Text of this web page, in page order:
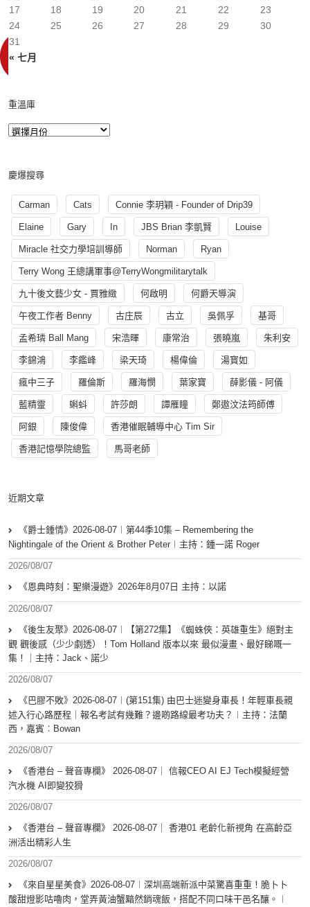
« 七月
17
18 19 20 21 22
23
24
25 26 27 28 29
30
31
重溫庫
慶爆搜尋
Carman Cats Connie 李玥穎 - Founder of Drip39
Elaine Gary In JBS Brian 李凱賢 Louise
Miracle 社交力學培訓導師 Norman Ryan
Terry Wong 王總講軍事@TerryWongmilitarytalk
九十後文藝少女 - 賈雅緻 何啟明 何爵天導演
午夜工作者 Benny 古庄辰 古立 吳佩孚 基哥
孟希璘 Ball Mang 宋浩暉 康常治 張曉嵐 朱利安
李錦鴻 李鑑峰 梁天琦 楊偉倫 湯寳如
瘋中三子 羅倫斯 羅海憫 葉家寶 薛影儀 - 阿儀
藍精靈 蝌蚪 許莎朗 譚雁瞳 鄭遨汶法筠師傅
阿銀 陳俊偉 香港催眠輔導中心 Tim Sir
香港記憶學院總監 馬哥老師
近期文章
《爵士鍾情》2026-08-07︱第44季10集 – Remembering the
Nightingale of the Orient & Brother Peter︱主持：鍾一諾 Roger
2026/08/07
《恩典時刻：聖樂漫遊》2026年8月07日 主持：以諾
2026/08/07
《後生友聚》2026-08-07︱【第272集】《蜘蛛俠：英雄重生》絕對主
觀 觀後感（少少劇透）！Tom Holland 版本以來 最似漫畫、最好睇嘅一
集！｜主持：Jack、諾少
2026/08/07
《巴膠不敗》2026-08-07︱(第151集) 由巴士迷變身車長！年輕車長親
述入行心路歷程｜報名考試有幾難？邊啲路線最考功夫？︱主持：法蘭
西，嘉賓︰Bowan
2026/08/07
《香港台 – 聲音專欄》 2026-08-07｜ 信報CEO AI EJ Tech模擬經營
汽水機 AI即變狡猾
2026/08/07
《香港台 – 聲音專欄》 2026-08-07｜ 香港01 老齡化新視角 在高齡亞
洲活出精彩人生
2026/08/07
《來自星星美食》2026-08-07︱深圳高端新派中菜驚喜重重！脆卜卜
酸甜燈影咕嚕肉，堂弄黃油蟹黯然銷魂飯，搭配不同口味干邑名釀。︱